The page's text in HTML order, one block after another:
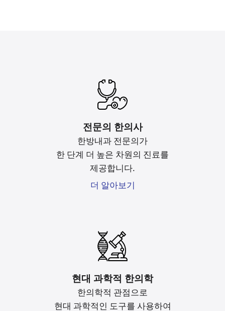
전문의 한의사
한방내과 전문의가
한 단계 더 높은 차원의 진료를
제공합니다.
더 알아보기
현대 과학적 한의학
한의학적 관점으로
현대 과학적인 도구를 사용하여